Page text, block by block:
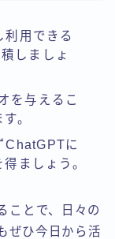
利用できる
しましょ
を与えるこ
。
ChatGPTに
ましょう。
ことで、日々の
ぜひ今日から活